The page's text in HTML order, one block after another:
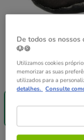
Tamanho:L
-25% na 2ª
S
De todos os nossos
🐶🍪
Utilizamos cookies
memorizar as suas
utilizados para a
detalhes. Consulte